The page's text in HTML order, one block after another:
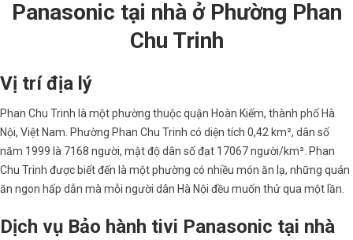
Panasonic tại nhà ở Phường Phan
Chu Trinh
Vị trí địa lý
Phan Chu Trinh là một phường thuộc quận Hoàn Kiếm, thành phố Hà
Nội, Việt Nam. Phường Phan Chu Trinh có diện tích 0,42 km², dân số
năm 1999 là 7168 người, mật độ dân số đạt 17067 người/km². Phan
Chu Trinh được biết đến là một phường có nhiều món ăn lạ, những quán
ăn ngon hấp dẫn mà mỗi người dân Hà Nội đều muốn thử qua một lần.
Dịch vụ Bảo hành tivi Panasonic tại nhà